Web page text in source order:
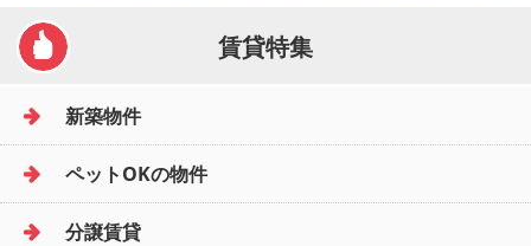
賃貸特集
新築物件
ペットOKの物件
分譲賃貸